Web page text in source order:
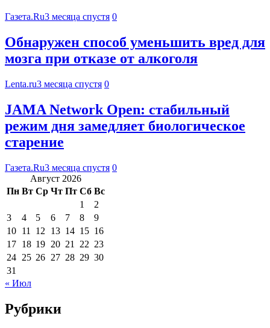
Газета.Ru3 месяца спустя 0
Обнаружен способ уменьшить вред для
мозга при отказе от алкоголя
Lenta.ru3 месяца спустя 0
JAMA Network Open: стабильный
режим дня замедляет биологическое
старение
Газета.Ru3 месяца спустя 0
Август 2026
Пн Вт Ср Чт Пт Сб Вс
1
2
3
4 5 6 7 8
9
10 11 12 13 14 15 16
17 18 19 20 21 22 23
24 25 26 27 28 29 30
31
« Июл
Рубрики